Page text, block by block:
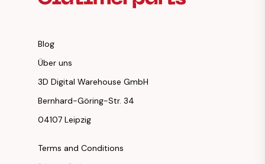
Blog
Über uns
3D Digital Warehouse GmbH
Bernhard-Göring-Str. 34
04107 Leipzig
Terms and Conditions